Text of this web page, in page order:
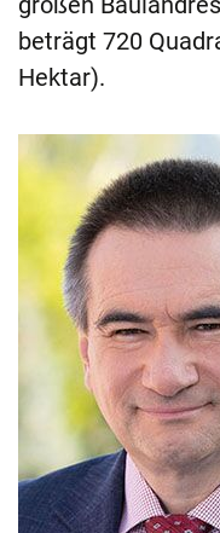
beträgt 720
Hektar).